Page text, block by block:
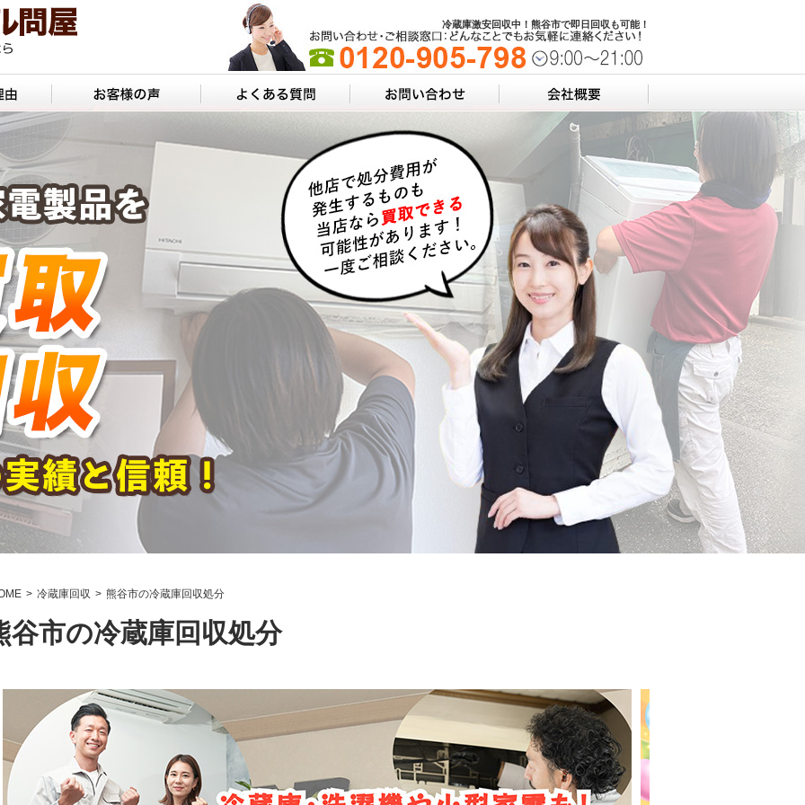
冷蔵庫激安回収中！熊谷市で即日回収も可能！
谷市の冷蔵庫回収処分
冷蔵庫回収 熊谷市の冷蔵庫回収処分